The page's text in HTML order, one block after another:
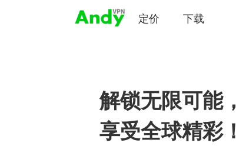
定价 下载
解锁无限可能，
享受全球精彩！